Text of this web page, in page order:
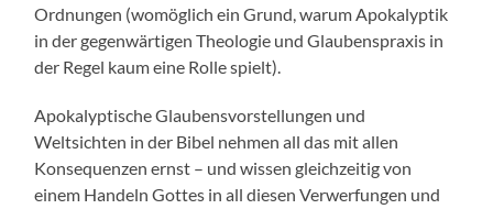
Ordnungen (womöglich ein Grund, warum Apokalyptik
in der gegenwärtigen Theologie und Glaubenspraxis in
der Regel kaum eine Rolle spielt).
Apokalyptische Glaubensvorstellungen und
Weltsichten in der Bibel nehmen all das mit allen
Konsequenzen ernst – und wissen gleichzeitig von
einem Handeln Gottes in all diesen Verwerfungen und